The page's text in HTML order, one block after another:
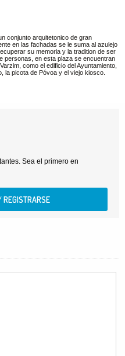
conjunto arquitetonico de gran
en las fachadas se le suma al azulejo
su memoria y la tradition de ser
personas, en esta plaza se encuentran
como el edificio del Ayuntamiento,
la picota de Póvoa y el viejo kiosco.
Sea el primero en